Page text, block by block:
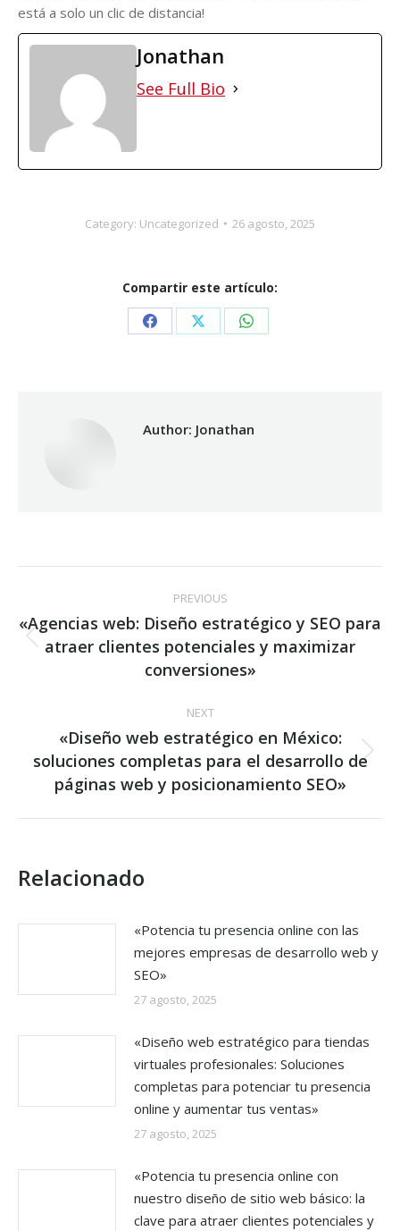
está a solo un clic de distancia!
Jonathan
See Full Bio
Category: Uncategorized 26 agosto, 2025
Compartir este artículo:
Share Share Share
Author: Jonathan
navigation
PREVIOUS
Previous
post:
«Agencias web: Diseño estratégico y SEO para
atraer clientes potenciales y maximizar
conversiones»
NEXT
Next
post:
«Diseño web estratégico en México:
soluciones completas para el desarrollo de
páginas web y posicionamiento SEO»
Relacionado
«Potencia tu presencia online con las
mejores empresas de desarrollo web y
SEO»
27 agosto, 2025
«Diseño web estratégico para tiendas
virtuales profesionales: Soluciones
completas para potenciar tu presencia
online y aumentar tus ventas»
27 agosto, 2025
«Potencia tu presencia online con
nuestro diseño de sitio web básico: la
clave para atraer clientes potenciales y